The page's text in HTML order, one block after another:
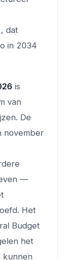
dat
in 2034
is
van
De
november
—
Het
Budget
het
kunnen